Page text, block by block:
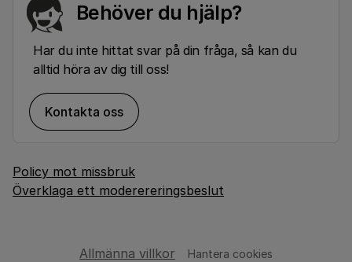
Behöver du hjälp?
Har du inte hittat svar på din fråga, så kan du
alltid höra av dig till oss!
Kontakta oss
Policy mot missbruk
Överklaga ett moderereringsbeslut
Allmänna villkor Hantera cookies